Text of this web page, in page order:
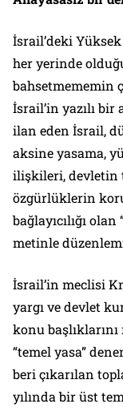
İsrail’deki
her yerinde
bahsetmememin
İsrail’in yazılı bir
ilan eden İsrail,
aksine yasama,
ilişkileri, devletin
özgürlüklerin
bağlayıcılığı
metinle
İsrail’in meclisi
yargı ve devlet
konu
“temel yasa”
beri çıkarılan
yılında bir üst